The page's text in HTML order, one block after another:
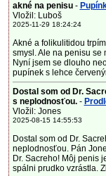
akné na penisu-
Vložil: Luboš
2025-11-29 18:24:24
Akné a folikulitidou
smysl. Ale na penisu
Nyní jsem se dlouho
pupínek s lehce
Dostal som od Dr.
s neplodnosťou.-
Vložil: Jones
2025-08-15 14:55:53
Dostal som od Dr.
neplodnosťou. Pán
Dr. Sacreho! Môj penis
spálni prudko vzrástla.